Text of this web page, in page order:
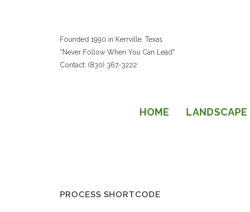
Founded 1990 in Kerrville, Texas
“Never Follow When You Can Lead”
Contact: (830) 367-3222
HOME
PROCESS SHORTCODE